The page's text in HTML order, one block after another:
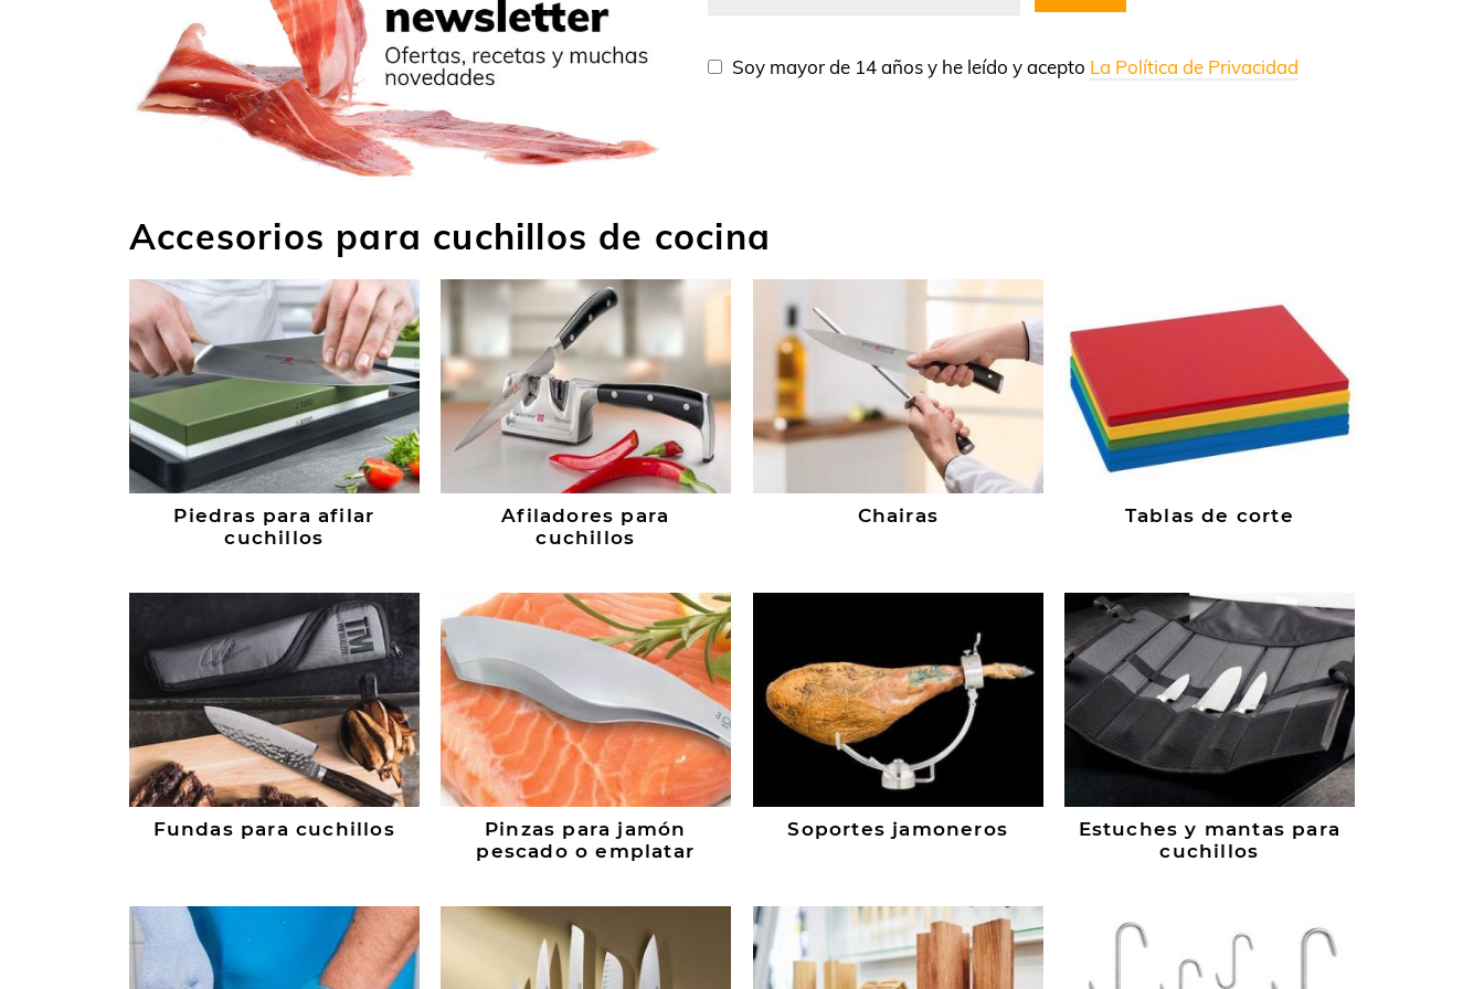
campo
Soy mayor de 14 años y he leído y acepto La Política de Privacidad
Accesorios para cuchillos de cocina
Piedras para afilar
cuchillos
Afiladores para
cuchillos
Chairas Tablas de corte
Fundas para cuchillos
Pinzas para jamón
pescado o emplatar
Soportes jamoneros
Estuches y mantas para
cuchillos